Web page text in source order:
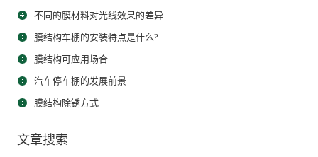
不同的膜材料对光线效果的差异
膜结构车棚的安装特点是什么?
膜结构可应用场合
汽车停车棚的发展前景
膜结构除锈方式
文章搜索